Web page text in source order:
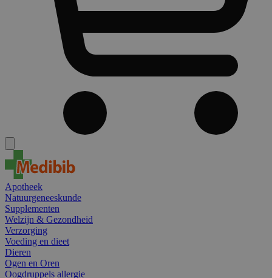
Apotheek
Natuurgeneeskunde
Supplementen
Welzijn & Gezondheid
Verzorging
Voeding en dieet
Dieren
Ogen en Oren
Oogdruppels allergie